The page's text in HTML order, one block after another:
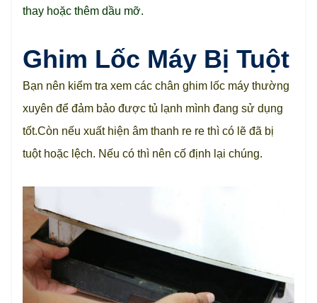
thay hoặc thêm dầu mỡ.
Ghim Lốc Máy Bị Tuột
Bạn nên kiểm tra xem các chân ghim lốc máy thường
xuyên để đảm bảo được tủ lạnh mình đang sử dụng
tốt.Còn nếu xuất hiện âm thanh re re thì có lẽ đã bị
tuột hoặc lệch. Nếu có thì nên cố định lại chúng.